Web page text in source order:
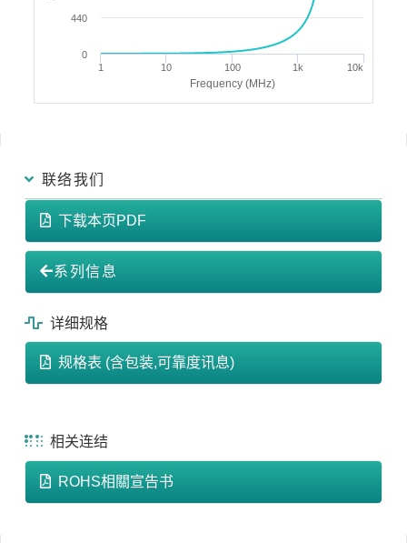
Frequency (MHz)
1 10 100 1k 10k
0
440
联络我们
下载本页PDF
系列信息
详细规格
规格表 (含包装,可靠度讯息)
相关连结
ROHS相關宣告书